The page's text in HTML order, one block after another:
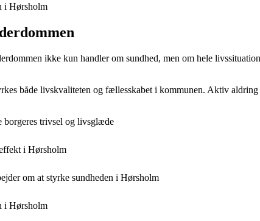
i Hørsholm
ikke kun handler om sundhed, men om hele
både livskvaliteten og fællesskabet i kommunen. Aktiv
trivsel og livsglæde
i Hørsholm
om at styrke sundheden i Hørsholm
i Hørsholm